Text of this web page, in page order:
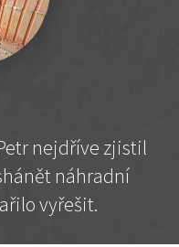
nejdříve zjistil
náhradní
vyřešit.